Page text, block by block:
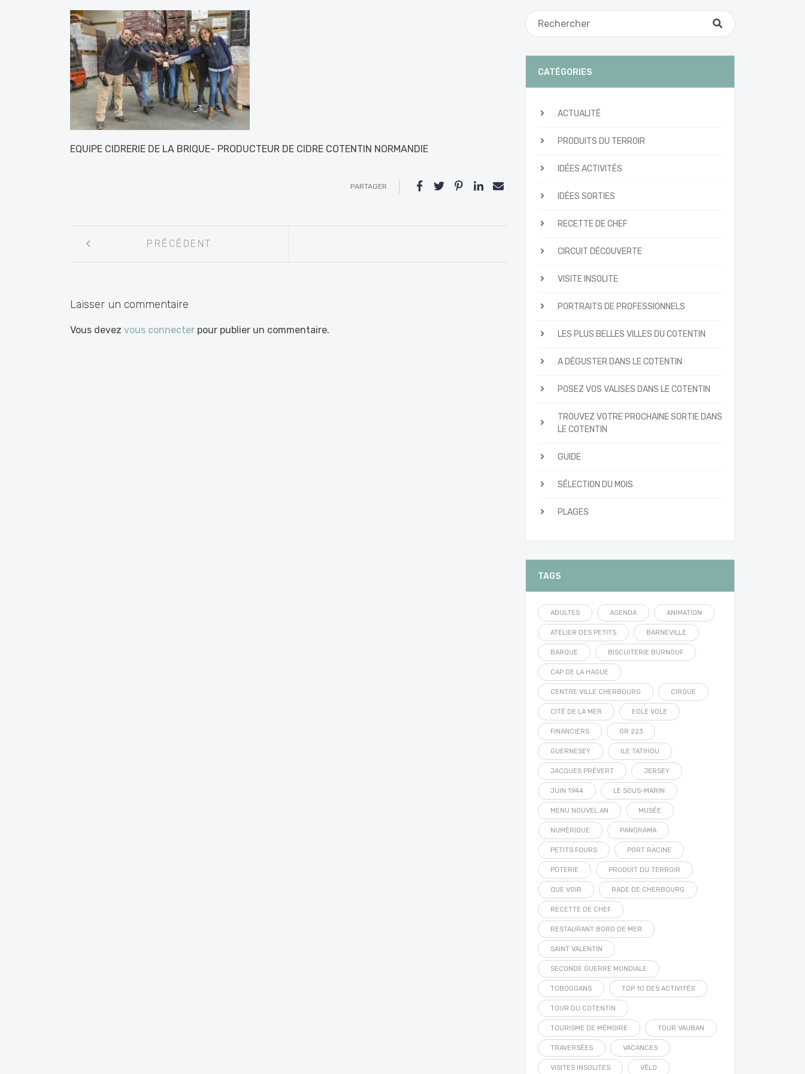
EQUIPE CIDRERIE DE LA BRIQUE- PRODUCTEUR DE CIDRE COTENTIN NORMANDIE
PARTAGER
entre
PRÉCÉDENT
Laisser un commentaire
Vous devez vous connecter pour publier un commentaire.
CATÉGORIES
ACTUALITÉ
PRODUITS DU TERROIR
IDÉES ACTIVITÉS
IDÉES SORTIES
RECETTE DE CHEF
CIRCUIT DÉCOUVERTE
VISITE INSOLITE
PORTRAITS DE PROFESSIONNELS
LES PLUS BELLES VILLES DU COTENTIN
A DÉGUSTER DANS LE COTENTIN
POSEZ VOS VALISES DANS LE COTENTIN
TROUVEZ VOTRE PROCHAINE SORTIE DANS
LE COTENTIN
GUIDE
SÉLECTION DU MOIS
PLAGES
TAGS
ADULTES AGENDA ANIMATION
ATELIER DES PETITS BARNEVILLE
BARQUE BISCUITERIE BURNOUF
CAP DE LA HAGUE
CENTRE VILLE CHERBOURG CIRQUE
CITÉ DE LA MER EOLE VOLE
FINANCIERS GR 223
GUERNESEY ILE TATIHOU
JACQUES PRÉVERT JERSEY
JUIN 1944 LE SOUS-MARIN
MENU NOUVEL AN MUSÉE
NUMÉRIQUE PANORAMA
PETITS FOURS PORT RACINE
POTERIE PRODUIT DU TERROIR
QUE VOIR RADE DE CHERBOURG
RECETTE DE CHEF
RESTAURANT BORD DE MER
SAINT VALENTIN
SECONDE GUERRE MONDIALE
TOBOGGANS TOP 10 DES ACTIVITÉS
TOUR DU COTENTIN
TOURISME DE MÉMOIRE TOUR VAUBAN
TRAVERSÉES VACANCES
VISITES INSOLITES VÉLO